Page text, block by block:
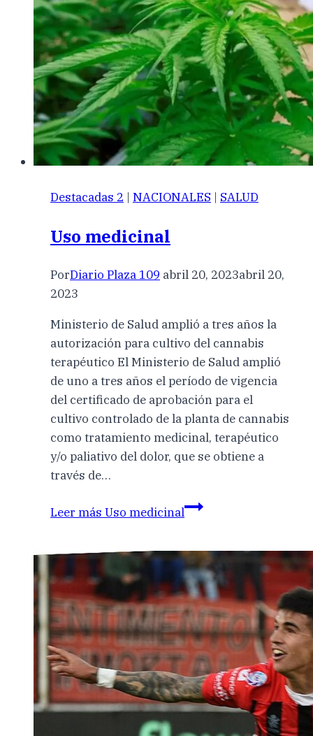
Destacadas 2 | NACIONALES | SALUD
Uso medicinal
PorDiario Plaza 109 abril 20, 2023abril 20,
2023
Ministerio de Salud amplió a tres años la
autorización para cultivo del cannabis
terapéutico El Ministerio de Salud amplió
de uno a tres años el período de vigencia
del certificado de aprobación para el
cultivo controlado de la planta de cannabis
como tratamiento medicinal, terapéutico
y/o paliativo del dolor, que se obtiene a
través de…
Leer más Uso medicinal